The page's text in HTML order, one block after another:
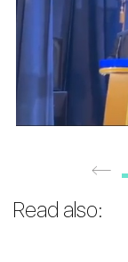
Read also: